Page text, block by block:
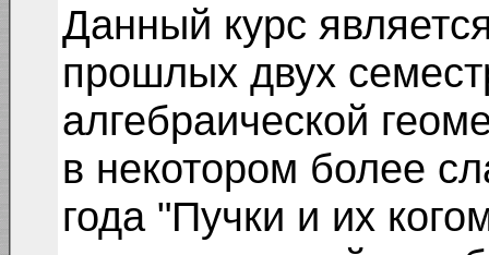
Данный курс
прошлых двух
алгебраической
в некотором более
года "Пучки и их